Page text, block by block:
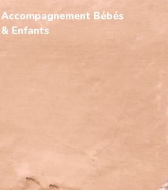
Accompagnement Bébés
& Enfants